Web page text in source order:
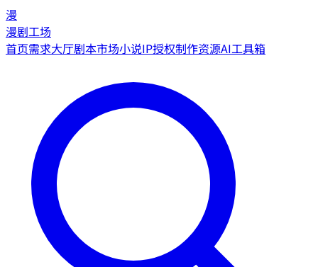
漫
漫剧工场
首页需求大厅剧本市场小说IP授权制作资源AI工具箱